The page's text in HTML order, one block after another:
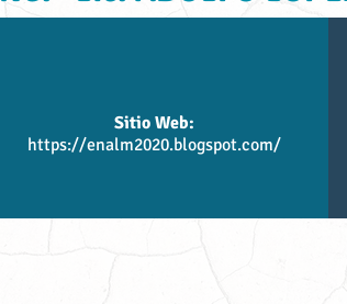
Sitio Web:
https://enalm2020.blogspot.com/